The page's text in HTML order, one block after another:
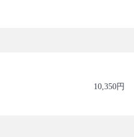
10,350円